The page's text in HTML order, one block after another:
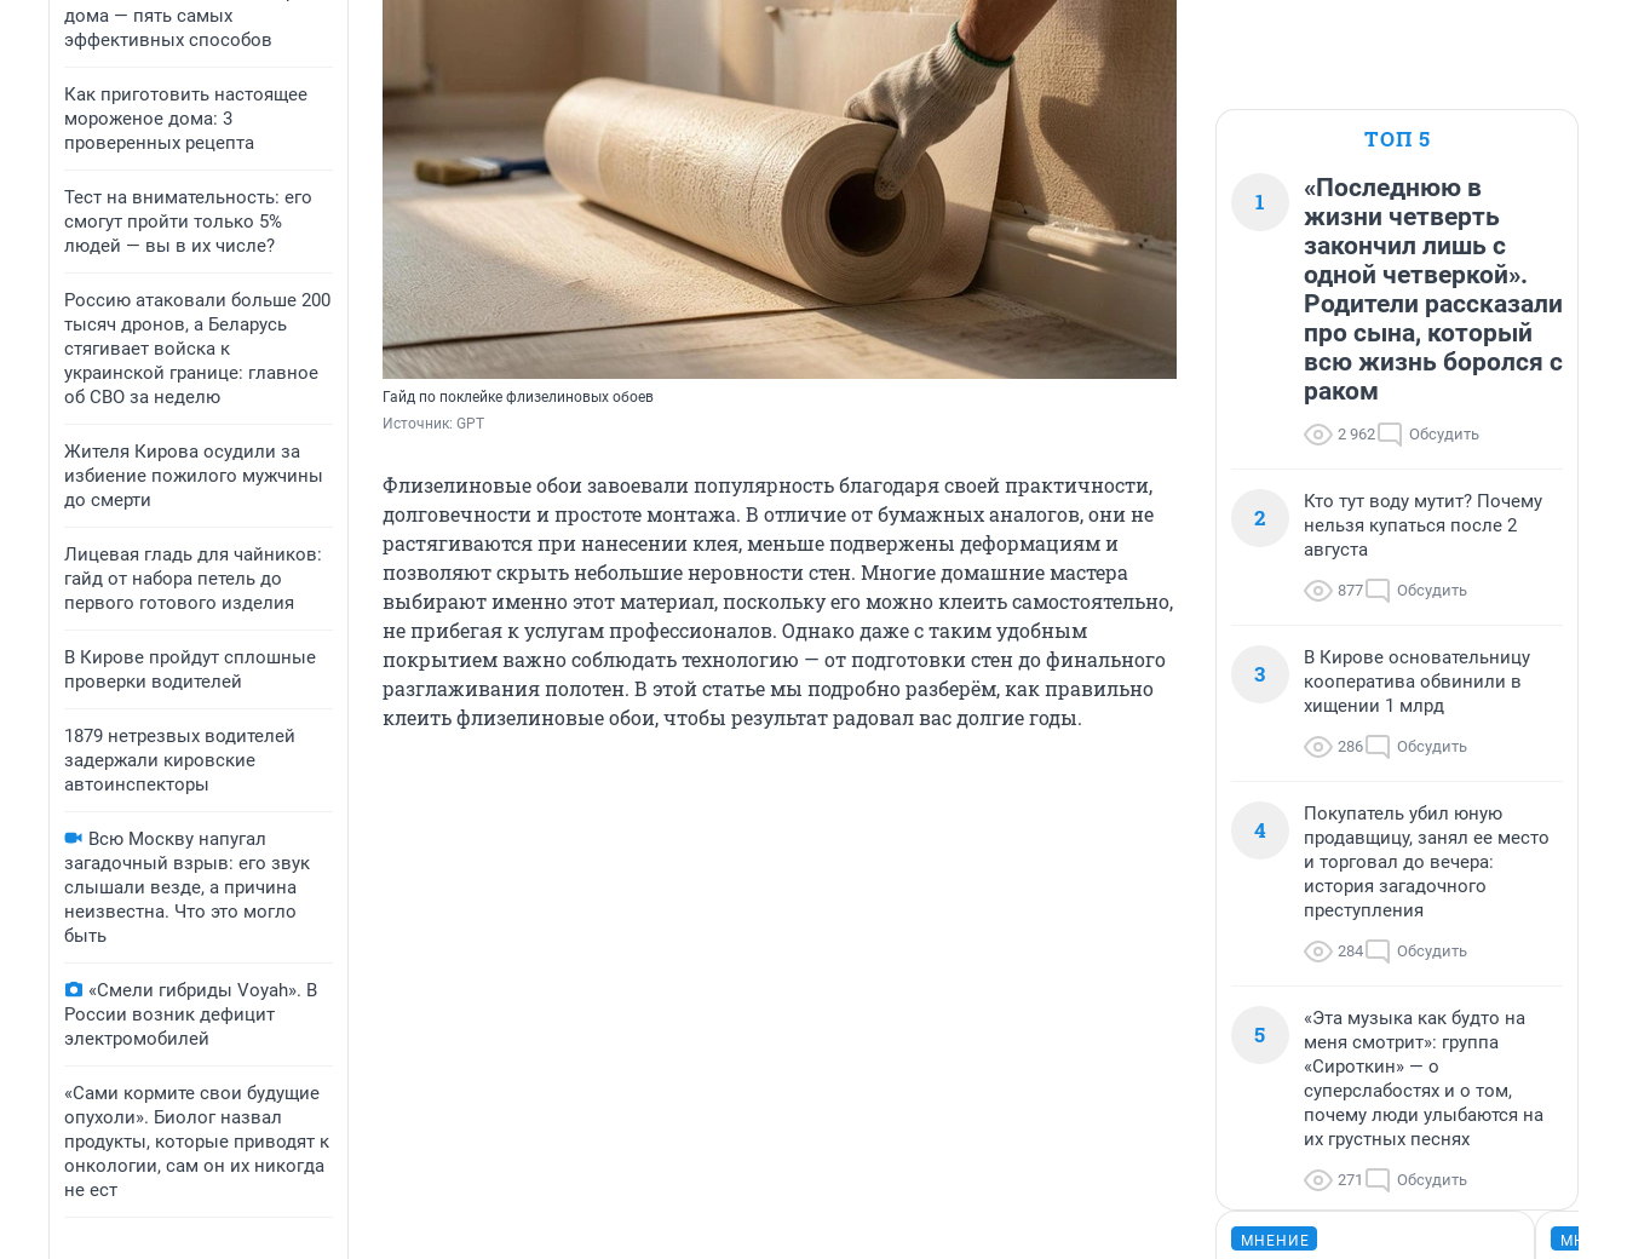
дома — пять самых
эффективных способов
Как приготовить настоящее
мороженое дома: 3
проверенных рецепта
Тест на внимательность: его
смогут пройти только 5%
людей — вы в их числе?
Россию атаковали больше 200
тысяч дронов, а Беларусь
стягивает войска к
украинской границе: главное
об СВО за неделю
Жителя Кирова осудили за
избиение пожилого мужчины
до смерти
Лицевая гладь для чайников:
гайд от набора петель до
первого готового изделия
В Кирове пройдут сплошные
проверки водителей
1879 нетрезвых водителей
задержали кировские
автоинспекторы
Всю Москву напугал
загадочный взрыв: его звук
слышали везде, а причина
неизвестна. Что это могло
быть
«Смели гибриды Voyah». В
России возник дефицит
электромобилей
«Сами кормите свои будущие
опухоли». Биолог назвал
продукты, которые приводят к
онкологии, сам он их никогда
не ест
Гайд по поклейке флизелиновых обоев
Источник: GPT
Флизелиновые обои завоевали популярность благодаря своей практичности,
долговечности и простоте монтажа. В отличие от бумажных аналогов, они не
растягиваются при нанесении клея, меньше подвержены деформациям и
позволяют скрыть небольшие неровности стен. Многие домашние мастера
выбирают именно этот материал, поскольку его можно клеить самостоятельно,
не прибегая к услугам профессионалов. Однако даже с таким удобным
покрытием важно соблюдать технологию — от подготовки стен до финального
разглаживания полотен. В этой статье мы подробно разберём, как правильно
клеить флизелиновые обои, чтобы результат радовал вас долгие годы.
ТОП 5
1
«Последнюю в
жизни четверть
закончил лишь с
одной четверкой».
Родители рассказали
про сына, который
всю жизнь боролся с
раком
2 962 Обсудить
2
Кто тут воду мутит? Почему
нельзя купаться после 2
августа
877 Обсудить
3
В Кирове основательницу
кооператива обвинили в
хищении 1 млрд
286 Обсудить
4
Покупатель убил юную
продавщицу, занял ее место
и торговал до вечера:
история загадочного
преступления
284 Обсудить
5
«Эта музыка как будто на
меня смотрит»: группа
«Сироткин» — о
суперслабостях и о том,
почему люди улыбаются на
их грустных песнях
271 Обсудить
МНЕНИЕ